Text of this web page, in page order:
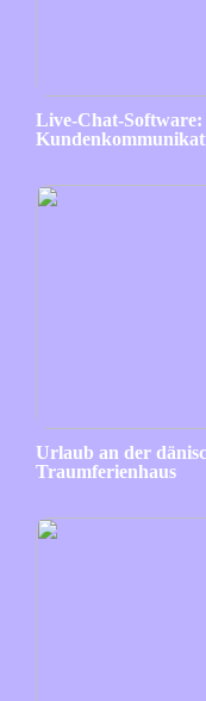
Live-Chat-
Urlaub an der
Traumferienhaus